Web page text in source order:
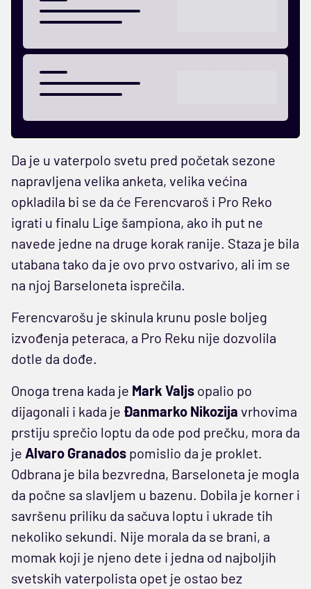
Da je u vaterpolo svetu pred početak sezone
napravljena velika anketa, velika većina
opkladila bi se da će Ferencvaroš i Pro Reko
igrati u finalu Lige šampiona, ako ih put ne
navede jedne na druge korak ranije. Staza je bila
utabana tako da je ovo prvo ostvarivo, ali im se
na njoj Barseloneta isprečila.
Ferencvarošu je skinula krunu posle boljeg
izvođenja peteraca, a Pro Reku nije dozvolila
dotle da dođe.
Onoga trena kada je Mark Valjs opalio po
dijagonali i kada je Đanmarko Nikozija vrhovima
prstiju sprečio loptu da ode pod prečku, mora da
je Alvaro Granados pomislio da je proklet.
Odbrana je bila bezvredna, Barseloneta je mogla
da počne sa slavljem u bazenu. Dobila je korner i
savršenu priliku da sačuva loptu i ukrade tih
nekoliko sekundi. Nije morala da se brani, a
momak koji je njeno dete i jedna od najboljih
svetskih vaterpolista opet je ostao bez